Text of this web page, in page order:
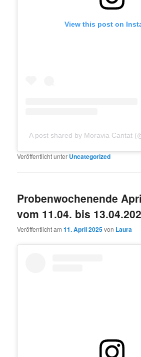
View this post on
A post shared by Moravia Cantat
Veröffentlicht unterUncategorized
Probenwochenende
vom 11.04. bis
Veröffentlicht am11. April 2025von Laura